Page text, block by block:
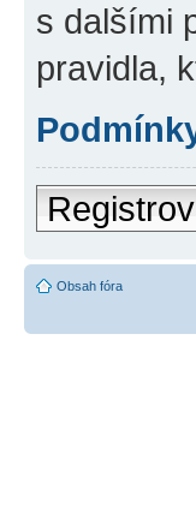
s dalšími
pravidla,
Obsah fóra